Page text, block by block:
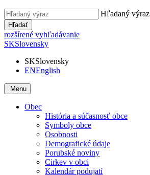
Hľadaný výraz
Hľadať
rozšírené vyhľadávanie
SKSlovensky
SKSlovensky
ENEnglish
Menu
Obec
História a súčasnosť obce
Symboly obce
Osobnosti
Demografické údaje
Porubské noviny
Cirkev v obci
Kalendár podujatí